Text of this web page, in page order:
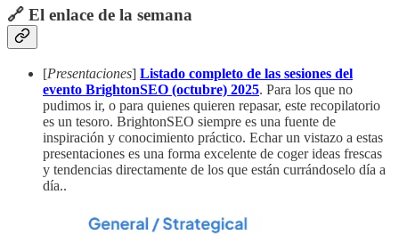
🔗 El enlace de la semana
[Presentaciones] Listado completo de las sesiones del
evento BrightonSEO (octubre) 2025. Para los que no
pudimos ir, o para quienes quieren repasar, este recopilatorio
es un tesoro. BrightonSEO siempre es una fuente de
inspiración y conocimiento práctico. Echar un vistazo a estas
presentaciones es una forma excelente de coger ideas frescas
y tendencias directamente de los que están currándoselo día a
día..